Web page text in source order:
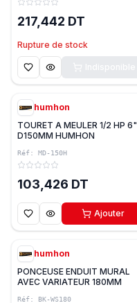
217,442 DT
Rupture de stock
humhon
TOURET A MEULER 1/2 HP 6"
D150MM HUMHON
Réf: MD-150H
103,426 DT
Ajouter
humhon
PONCEUSE ENDUIT MURAL
AVEC VARIATEUR 180MM
Réf: BK-WS180